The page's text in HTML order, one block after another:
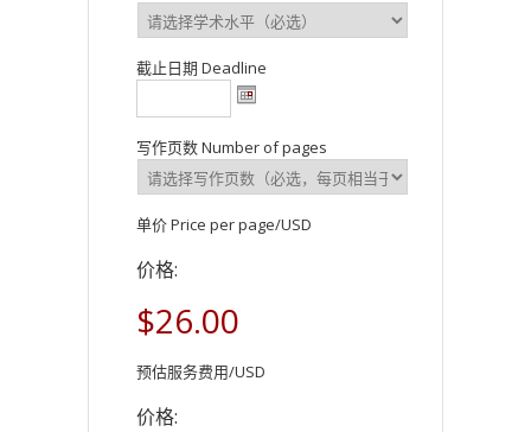
截止日期 Deadline
写作页数 Number of pages
单价 Price per page/USD
价格:
$26.00
预估服务费用/USD
价格: